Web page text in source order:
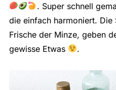
. Super schnell
die einfach harmoniert.
Frische der Minze, geben
gewisse Etwas
.